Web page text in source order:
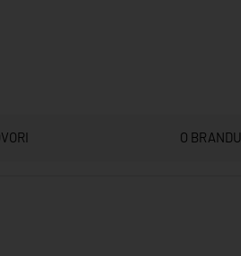
O BRANDU